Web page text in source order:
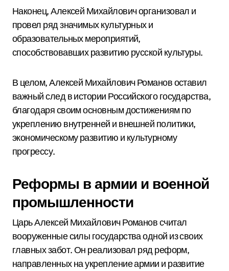
Наконец, Алексей Михайлович организовал и
провел ряд значимых культурных и
образовательных мероприятий,
способствовавших развитию русской культуры.
В целом, Алексей Михайлович Романов оставил
важный след в истории Российского государства,
благодаря своим основным достижениям по
укреплению внутренней и внешней политики,
экономическому развитию и культурному
прогрессу.
Реформы в армии и военной
промышленности
Царь Алексей Михайлович Романов считал
вооруженные силы государства одной из своих
главных забот. Он реализовал ряд реформ,
направленных на укрепление армии и развитие